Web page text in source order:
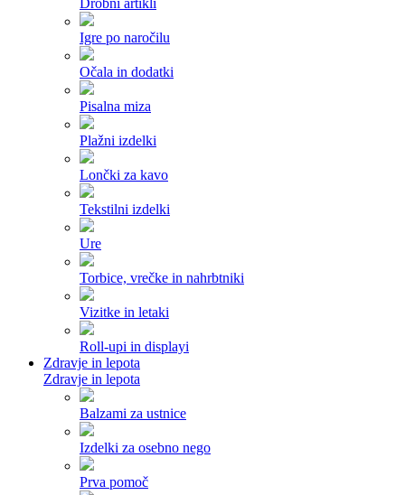
Drobni artikli
Igre po naročilu
Očala in dodatki
Pisalna miza
Plažni izdelki
Lončki za kavo
Tekstilni izdelki
Ure
Torbice, vrečke in nahrbtniki
Vizitke in letaki
Roll-upi in displayi
Zdravje in lepota
Zdravje in lepota
Balzami za ustnice
Izdelki za osebno nego
Prva pomoč